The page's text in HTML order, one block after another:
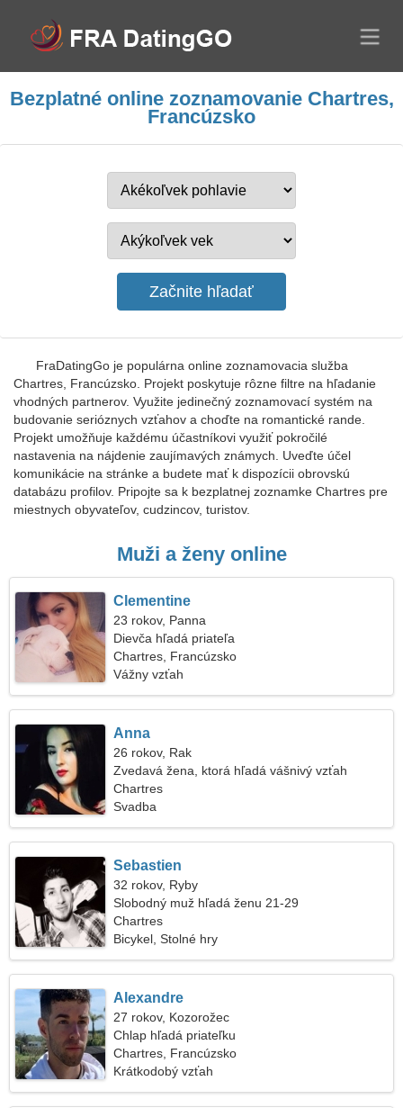
Bezplatné online zoznamovanie Chartres,
Francúzsko
FraDatingGo je populárna online zoznamovacia služba
Chartres, Francúzsko. Projekt poskytuje rôzne filtre na hľadanie
vhodných partnerov. Využite jedinečný zoznamovací systém na
budovanie serióznych vzťahov a choďte na romantické rande.
Projekt umožňuje každému účastníkovi využiť pokročilé
nastavenia na nájdenie zaujímavých známych. Uveďte účel
komunikácie na stránke a budete mať k dispozícii obrovskú
databázu profilov. Pripojte sa k bezplatnej zoznamke Chartres pre
miestnych obyvateľov, cudzincov, turistov.
Muži a ženy online
Clementine
23 rokov, Panna
Dievča hľadá priateľa
Chartres, Francúzsko
Vážny vzťah
Anna
26 rokov, Rak
Zvedavá žena, ktorá hľadá vášnivý vzťah
Chartres
Svadba
Sebastien
32 rokov, Ryby
Slobodný muž hľadá ženu 21-29
Chartres
Bicykel, Stolné hry
Alexandre
27 rokov, Kozorožec
Chlap hľadá priateľku
Chartres, Francúzsko
Krátkodobý vzťah